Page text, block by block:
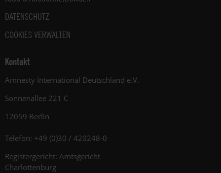
DATENSCHUTZ
COOKIES VERWALTEN
Kontakt
Amnesty International Deutschland e.V.
Sonnenallee 221 C
12059 Berlin
Telefon: +49 (0)30 / 420248-0
Registergericht: Amtsgericht
Charlottenburg